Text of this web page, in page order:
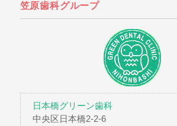
笠原歯科グループ
日本橋グリーン歯科
中央区日本橋2-2-6